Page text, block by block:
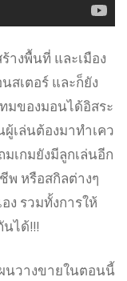
างพื้นที่ และเมือง
สเตอร์ และก็ยัง
มของมอนได้อิสระ
เล่นต้องมาทำเคว
เกมยังมีลูกเล่นอีก
พ หรือสกิลต่างๆ
ง รวมทั้งการให้
นได้!!!
ผนวางขายในตอนนี้